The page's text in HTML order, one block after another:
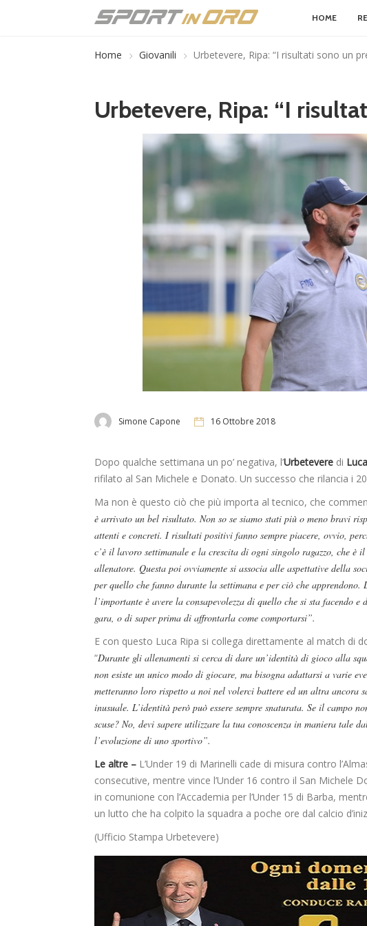
HOME
Home Giovanili Urbetevere, Ripa: “I risultati sono un
Urbetevere, Ripa: “I
Simone Capone 16 Ottobre 2018
Dopo qualche settimana un po’ negativa, l’Urbetevere di
rifilato al San Michele e Donato. Un successo che rilancia i
Ma non è questo ciò che più importa al tecnico, che
è arrivato un bel risultato. Non so se siamo stati più o meno bravi
attenti e concreti. I risultati positivi fanno sempre piacere, ovvio,
c’è il lavoro settimanale e la crescita di ogni singolo ragazzo, che è
allenatore. Questa poi ovviamente si associa alle aspettative della
per quello che fanno durante la settimana e per ciò che apprendono.
l’importante è avere la consapevolezza di quello che si sta facendo
gara, o di saper prima di affrontarla come comportarsi”.
E con questo Luca Ripa si collega direttamente al match di
“Durante gli allenamenti si cerca di dare un’identità di gioco alla
non esiste un unico modo di giocare, ma bisogna adattarsi a varie
metteranno loro rispetto a noi nel volerci battere ed un altra ancora
inusuale. L’identità però può essere sempre snaturata. Se il campo
scuse? No, devi sapere utilizzare la tua conoscenza in maniera tale
l’evoluzione di uno sportivo”.
Le altre – L’Under 19 di Marinelli cade di misura contro
consecutive, mentre vince l’Under 16 contro il San Michele
in comunione con l’Accademia per l’Under 15 di Barba,
un lutto che ha colpito la squadra a poche ore dal calcio
(Ufficio Stampa Urbetevere)